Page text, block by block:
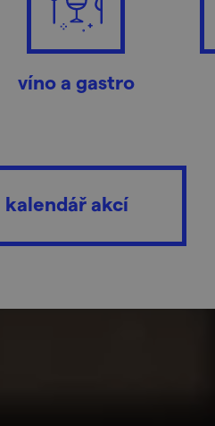
víno a gastro
kalendář akcí